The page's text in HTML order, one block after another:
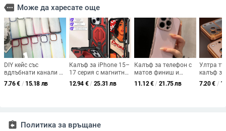
more Може да харесате още
DIY кейс със
вдлъбнати канали и
златен щит за iPhone
17 Pro Max с
7.76€ / 15.18 лв
Калъф за iPhone 15–
17 серия с магнитна
стойка, три защитни
функции,
12.94 € / 25.31 лв
Калъф за телефон с
матов финиш и
остър ръб, тънък
силует за iPhone 17
11.12€ / 21.75 лв
Ултра
калъф
17
на
7.20€ /
assignment_return Политика за връщане